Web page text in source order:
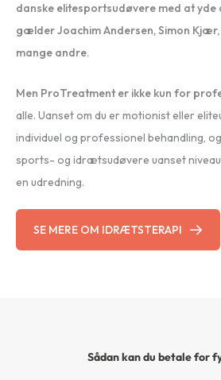
danske elitesportsudøvere med at yde
gælder Joachim Andersen, Simon
mange andre.
Men ProTreatment er ikke kun for
alle. Uanset om du er motionist eller
individuel og professionel behandling,
sports- og idrætsudøvere uanset
en udredning.
SE MERE OM IDRÆTSTERAPI
Sådan kan du betale for